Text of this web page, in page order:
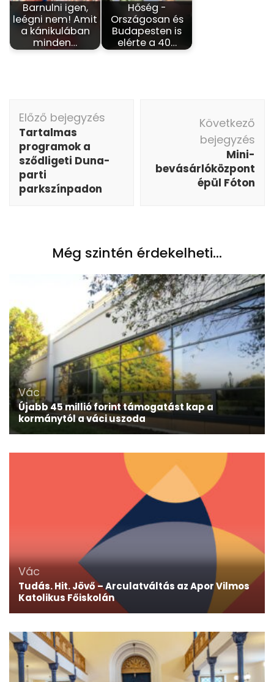
Barnulni igen,
leégni nem! Amit
a kánikulában
minden…
Hőség -
Országosan és
Budapesten is
elérte a 40…
Bejegyzés
navigáció
Előző bejegyzés
Tartalmas
programok a
sződligeti Duna-
parti
parkszínpadon
Következő
bejegyzés
Mini-
bevásárlóközpont
épül Fóton
Még szintén érdekelheti...
Vác
Újabb 45 millió forint támogatást kap a
kormánytól a váci uszoda
Vác
Tudás. Hit. Jövő – Arculatváltás az Apor Vilmos
Katolikus Főiskolán